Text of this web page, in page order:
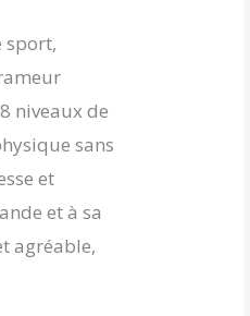
sport,
niveaux de
sans
et
et à sa
agréable,